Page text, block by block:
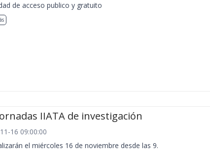
de acceso publico y gratuito
IIATA de investigación
16 09:00:00
el miércoles 16 de noviembre desde las 9.